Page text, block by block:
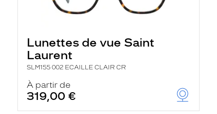
Lunettes de vue Saint
Laurent
SLM155 002 ECAILLE CLAIR CR
À partir de
319,00 €